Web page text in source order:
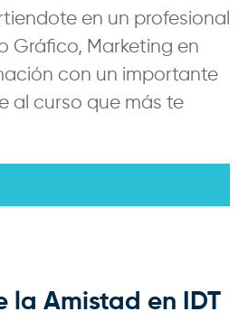
en un profesional
Gráfico, Marketing en
con un importante
al curso que más te
la Amistad en IDT